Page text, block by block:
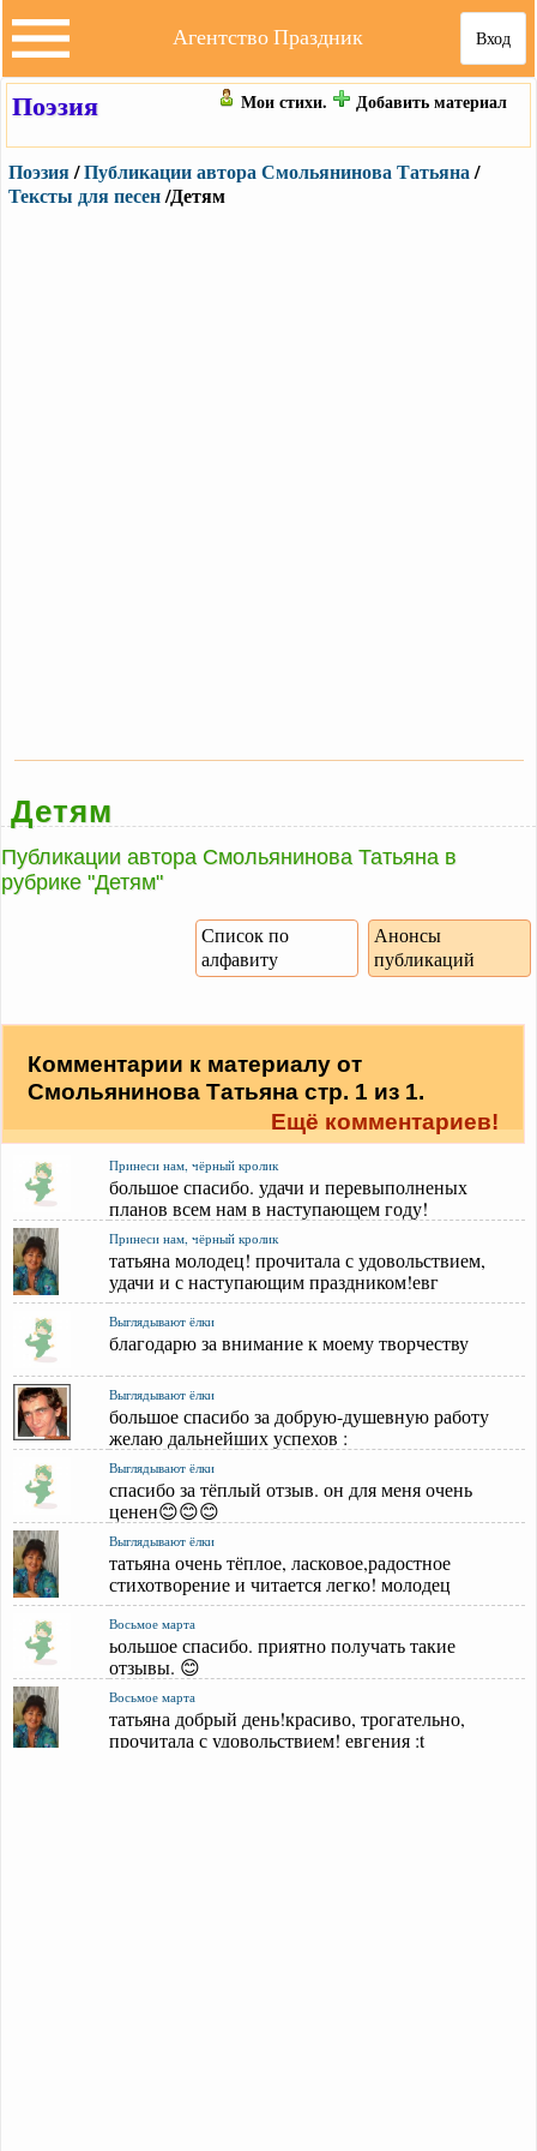
Вход
Агентство Праздник
Поэзия Мои стихи. Добавить материал
Поэзия/Публикации автора Смольянинова Татьяна/
Тексты для песен/Детям
Детям
Публикации автора Смольянинова Татьяна в
рубрике "Детям"
Анонсы
публикаций
Список по
алфавиту
Комментарии к материалу от
Смольянинова Татьяна стр. 1 из 1.
Ещё комментариев!
Принеси нам, чёрный кролик
большое спасибо. удачи и перевыполненых
планов всем нам в наступающем году!
Принеси нам, чёрный кролик
татьяна молодец! прочитала с удовольствием,
удачи и с наступающим праздником!евг
Выглядывают ёлки
благодарю за внимание к моему творчеству
Выглядывают ёлки
большое спасибо за добрую-душевную работу
желаю дальнейших успехов :
Выглядывают ёлки
спасибо за тёплый отзыв. он для меня очень
ценен😊😊😊
Выглядывают ёлки
татьяна очень тёплое, ласковое,радостное
стихотворение и читается легко! молодец
Восьмое марта
ьольшое спасибо. приятно получать такие
отзывы. 😊
Восьмое марта
татьяна добрый день!красиво, трогательно,
прочитала с удовольствием! евгения :t